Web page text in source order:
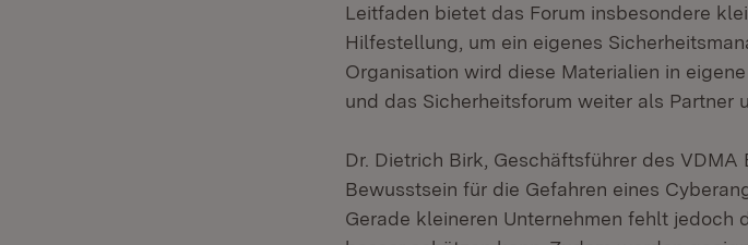
Leitfaden bietet das Forum insbesondere
Hilfestellung, um ein eigenes
Organisation wird diese Materialien in
und das Sicherheitsforum weiter als Partner
Dr. Dietrich Birk, Geschäftsführer des
Bewusstsein für die Gefahren eines
Gerade kleineren Unternehmen fehlt jedoch